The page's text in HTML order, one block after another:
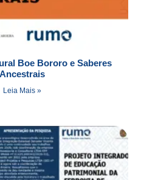
Boe Bororo e Saberes
Ancestrais
Leia Mais »